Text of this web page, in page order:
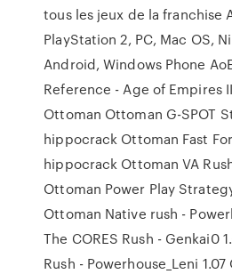
tous les jeux de la franchise
PlayStation 2, PC, Mac OS,
Android, Windows Phone
Reference - Age of Empires
Ottoman Ottoman G-SPOT
hippocrack Ottoman Fast
hippocrack Ottoman VA
Ottoman Power Play
Ottoman Native rush -
The CORES Rush - Genkai0
Rush - Powerhouse_Leni